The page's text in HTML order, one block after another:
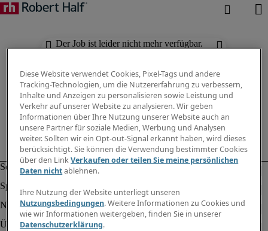
Der Job ist leider nicht mehr verfügbar.
Diese Website verwendet Cookies, Pixel-Tags und andere
Tracking-Technologien, um die Nutzererfahrung zu verbessern,
Inhalte und Anzeigen zu personalisieren sowie Leistung und
Verkehr auf unserer Website zu analysieren. Wir geben
Informationen über Ihre Nutzung unserer Website auch an
unsere Partner für soziale Medien, Werbung und Analysen
weiter. Sollten wir ein Opt-out-Signal erkannt haben, wird dieses
berücksichtigt. Sie können die Verwendung bestimmter Cookies
über den LinkVerkaufen oder teilen Sie meine persönlichen
Daten nichtablehnen.
Ihre Nutzung der Website unterliegt unseren
Nutzungsbedingungen. Weitere Informationen zu Cookies und
wie wir Informationen weitergeben, finden Sie in unserer
Datenschutzerklärung.